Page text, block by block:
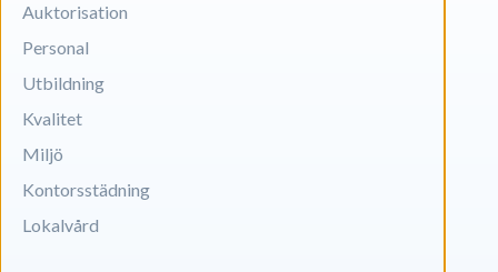
Auktorisation
Personal
Utbildning
Kvalitet
Miljö
Kontorsstädning
Lokalvård